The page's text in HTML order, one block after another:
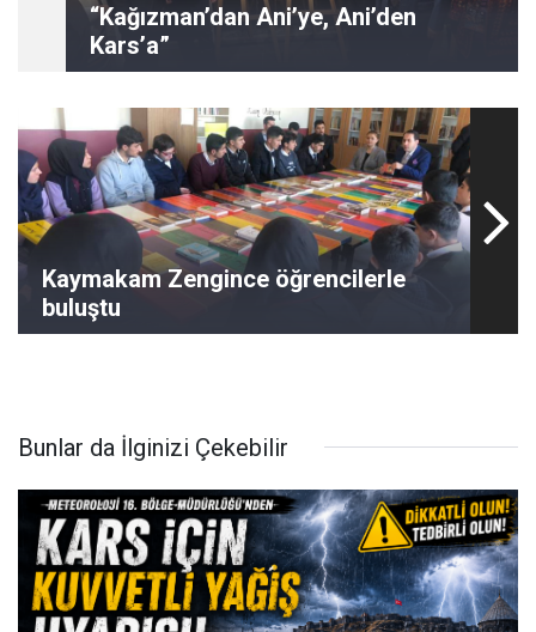
“Kağızman’dan Ani’ye, Ani’den
Kars’a”
Kaymakam Zengince öğrencilerle
buluştu
Bunlar da İlginizi Çekebilir